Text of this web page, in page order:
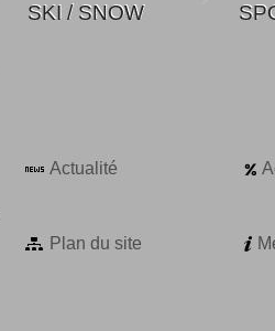
SKI / SNOW
Actualité
Plan du site